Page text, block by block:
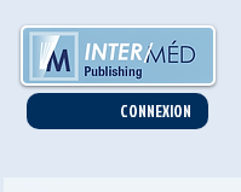
CONNEXION